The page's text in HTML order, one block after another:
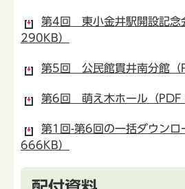
第4回 東小金井駅開設記念
290KB）
第5回 公民館貫井南分館（
第6回 萌え木ホール（PDF
第1回-第6回の一括ダウンロ
666KB）